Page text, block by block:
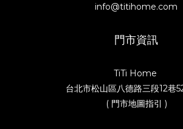
info@titihome.com
門市資訊
TiTi Home
台北市松山區八德路三段12巷
( 門市地圖指引 )